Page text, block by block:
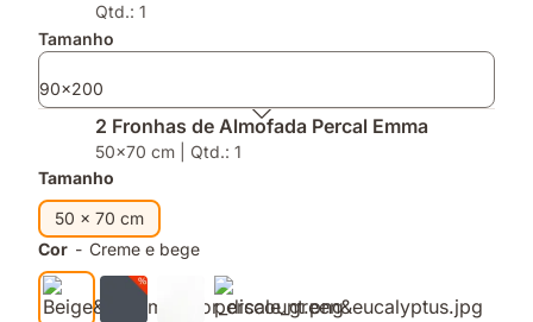
Consumidor
2026
uma
respirabilidade
melhorada
Fronhas
de
Almofada
Percal
Qtd.: 1
Tamanho
90x200
2 Fronhas de Almofada Percal Emma
50x70 cm | Qtd.: 1
Tamanho
50 x 70 cm
Cor - Creme e bege